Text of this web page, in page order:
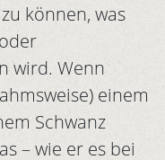
können, was
wird. Wenn
einem
Schwanz
– wie er es bei